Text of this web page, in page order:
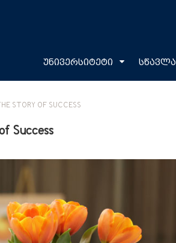
უნივერსიტეტი სწავლა
OF SUCCESS